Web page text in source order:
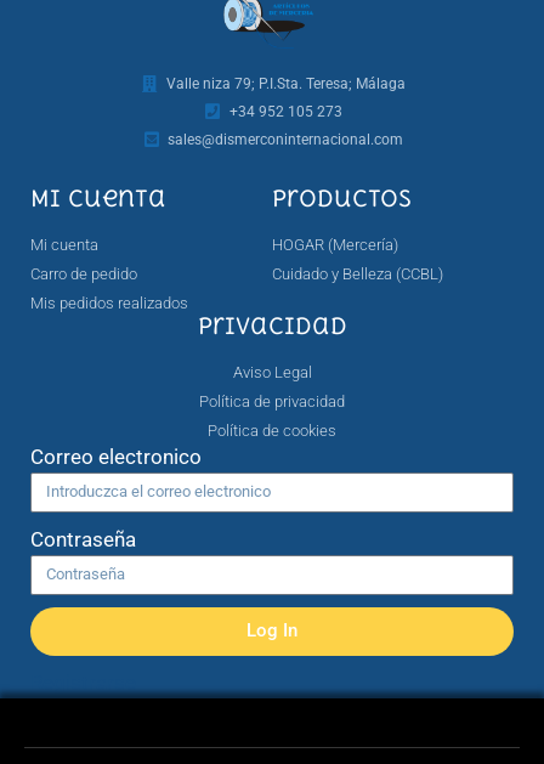
Valle niza 79; P.I.Sta. Teresa; Málaga
+34 952 105 273
sales@dismerconinternacional.com
Mi cuenta
Mi cuenta
Carro de pedido
Mis pedidos realizados
Productos
HOGAR (Mercería)
Cuidado y Belleza (CCBL)
Privacidad
Aviso Legal
Política de privacidad
Política de cookies
Correo electronico
Contraseña
Log In